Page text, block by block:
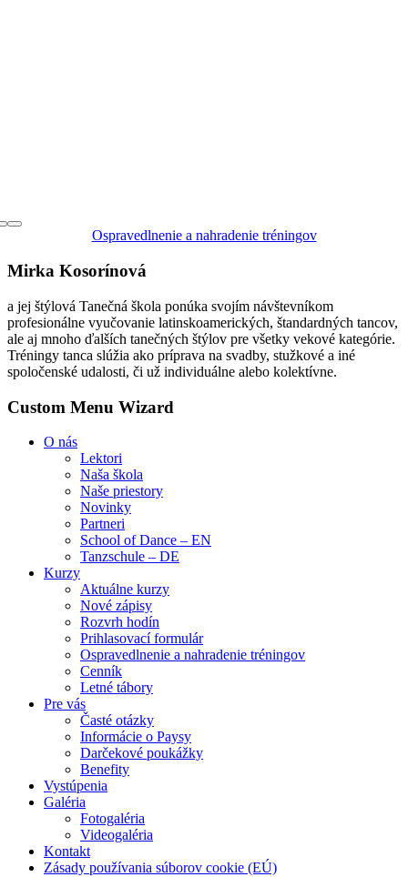
Ospravedlnenie a nahradenie tréningov
Mirka Kosorínová
a jej štýlová Tanečná škola ponúka svojím návštevníkom
profesionálne vyučovanie latinskoamerických, štandardných tancov,
ale aj mnoho ďalších tanečných štýlov pre všetky vekové kategórie.
Tréningy tanca slúžia ako príprava na svadby, stužkové a iné
spoločenské udalosti, či už individuálne alebo kolektívne.
Custom Menu Wizard
O nás
Lektori
Naša škola
Naše priestory
Novinky
Partneri
School of Dance – EN
Tanzschule – DE
Kurzy
Aktuálne kurzy
Nové zápisy
Rozvrh hodín
Prihlasovací formulár
Ospravedlnenie a nahradenie tréningov
Cenník
Letné tábory
Pre vás
Časté otázky
Informácie o Paysy
Darčekové poukážky
Benefity
Vystúpenia
Galéria
Fotogaléria
Videogaléria
Kontakt
Zásady používania súborov cookie (EÚ)